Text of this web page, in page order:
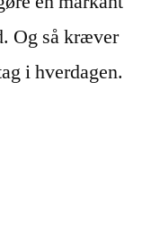
Og så kræver
i hverdagen.